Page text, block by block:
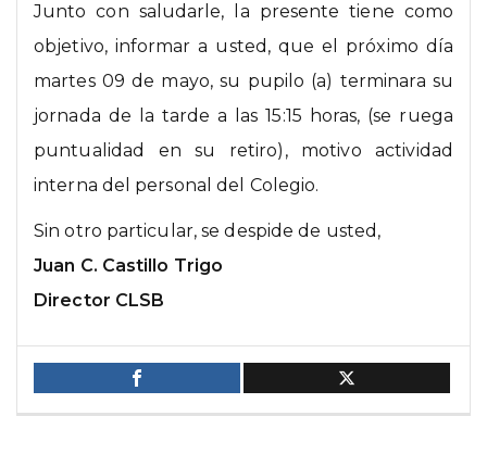
Junto con saludarle, la presente tiene como
objetivo, informar a usted, que el próximo día
martes 09 de mayo, su pupilo (a) terminara su
jornada de la tarde a las 15:15 horas, (se ruega
puntualidad en su retiro), motivo actividad
interna del personal del Colegio.
Sin otro particular, se despide de usted,
Juan C. Castillo Trigo
Director CLSB